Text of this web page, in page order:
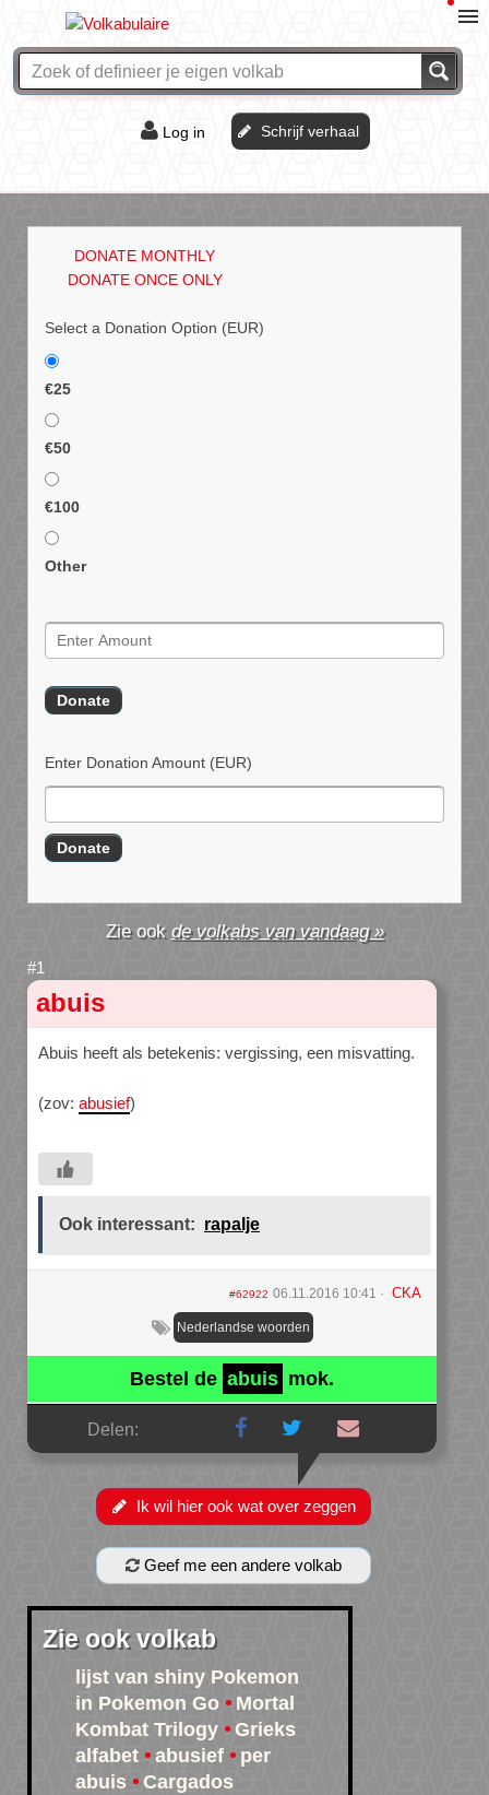
Log in Schrijf verhaal
DONATE MONTHLY
DONATE ONCE ONLY
Select a Donation Option (EUR)
€25
€50
€100
Other
Enter Donation Amount (EUR)
de volkabs van vandaag »
abuis
Abuis heeft als betekenis: vergissing, een misvatting.
(zov: abusief)
Ook interessant: rapalje
#62922 06.11.2016 10:41 CKA
Nederlandse woorden
Bestel de abuis mok.
Delen:
Ik wil hier ook wat over zeggen
Geef me een andere volkab
Zie ook volkab
lijst van shiny Pokemon
in Pokemon Go
Mortal
Kombat Trilogy
Grieks
alfabet
abusief
per
abuis
Cargados